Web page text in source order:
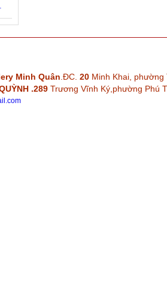
Minh Quân .ĐC. 20 Minh Khai,
.289 Trương Vĩnh Ký,phường Phú